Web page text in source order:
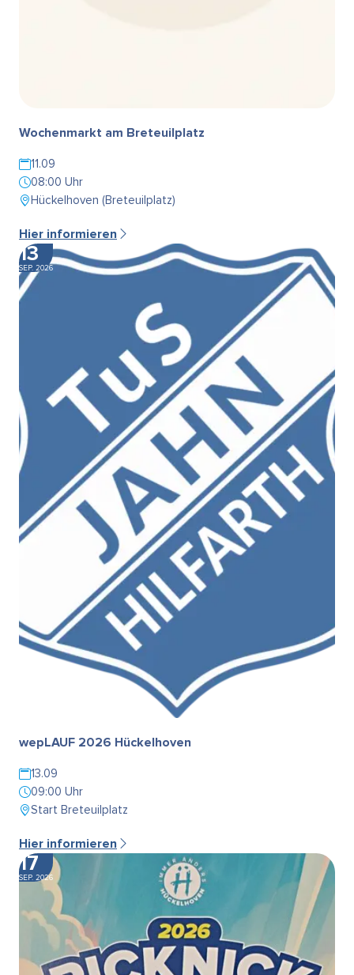
Wochenmarkt am Breteuilplatz
11.09
08:00 Uhr
Hückelhoven (Breteuilplatz)
Hier informieren
13
SEP. 2026
wepLAUF 2026 Hückelhoven
13.09
09:00 Uhr
Start Breteuilplatz
Hier informieren
17
SEP. 2026